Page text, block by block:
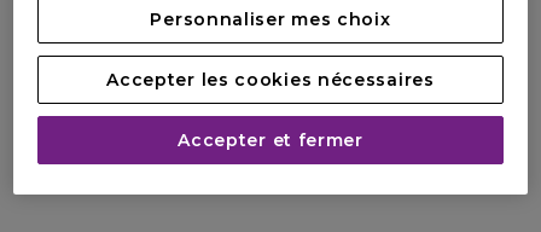
Personnaliser mes choix
Accepter les cookies nécessaires
Accepter et fermer